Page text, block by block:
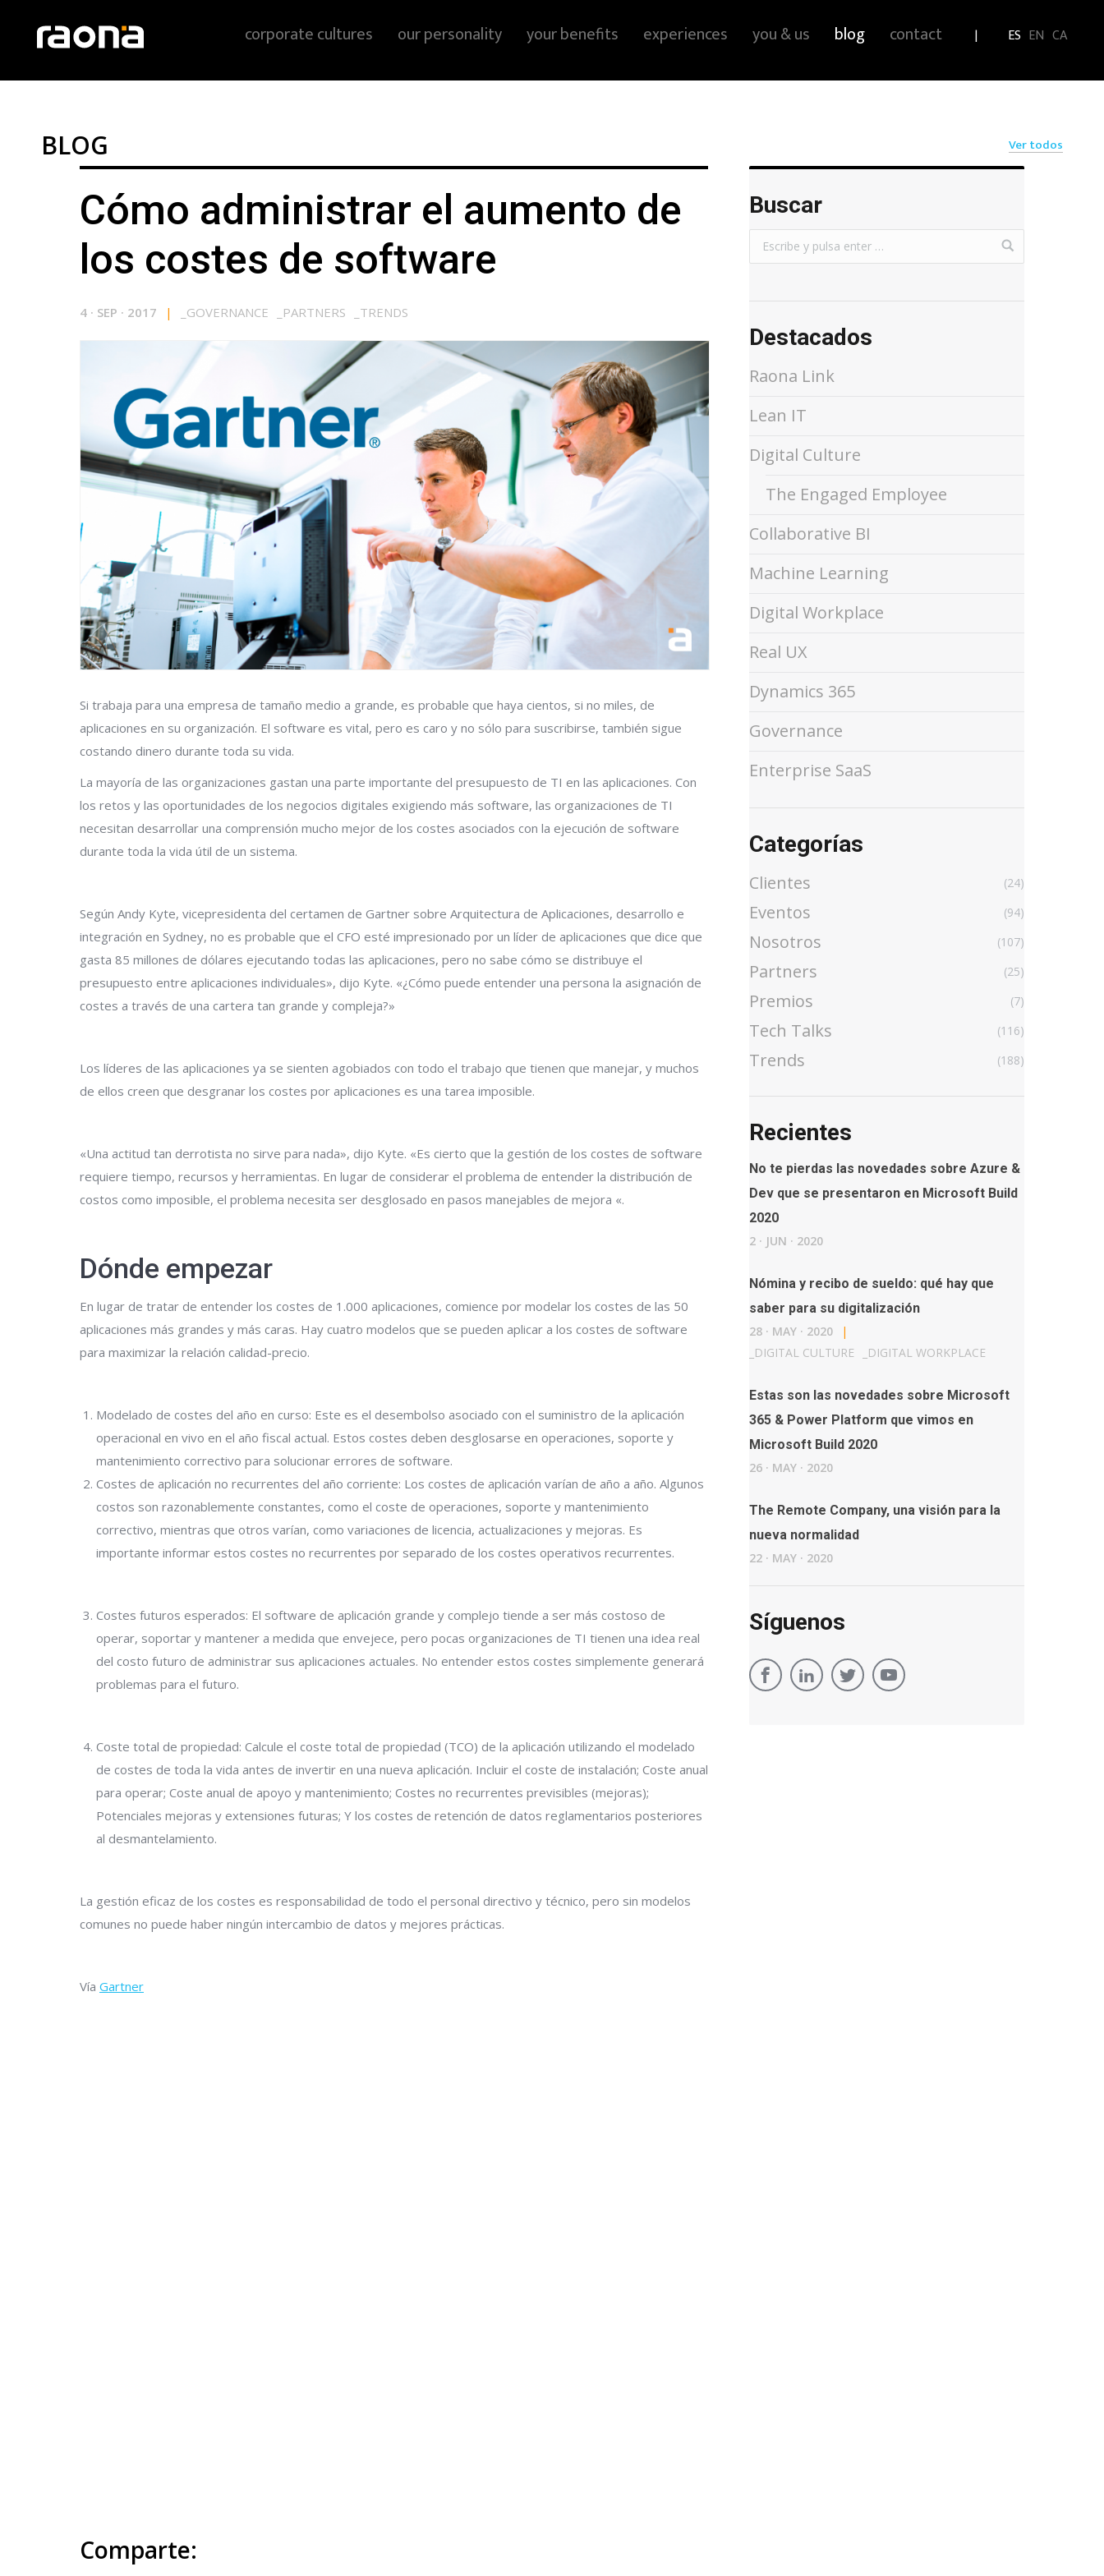
ES EN CA
corporate cultures our personality your benefits experiences you & us blog contact
BLOG Ver todos
Cómo administrar el aumento de
los costes de software
4 · SEP · 2017 | GOVERNANCE PARTNERS TRENDS
Si trabaja para una empresa de tamaño medio a grande, es probable que haya cientos, si no miles, de
aplicaciones en su organización. El software es vital, pero es caro y no sólo para suscribirse, también sigue
costando dinero durante toda su vida.
La mayoría de las organizaciones gastan una parte importante del presupuesto de TI en las aplicaciones. Con
los retos y las oportunidades de los negocios digitales exigiendo más software, las organizaciones de TI
necesitan desarrollar una comprensión mucho mejor de los costes asociados con la ejecución de software
durante toda la vida útil de un sistema.
Según Andy Kyte, vicepresidenta del certamen de Gartner sobre Arquitectura de Aplicaciones, desarrollo e
integración en Sydney, no es probable que el CFO esté impresionado por un líder de aplicaciones que dice que
gasta 85 millones de dólares ejecutando todas las aplicaciones, pero no sabe cómo se distribuye el
presupuesto entre aplicaciones individuales», dijo Kyte. «¿Cómo puede entender una persona la asignación de
costes a través de una cartera tan grande y compleja?»
Los líderes de las aplicaciones ya se sienten agobiados con todo el trabajo que tienen que manejar, y muchos
de ellos creen que desgranar los costes por aplicaciones es una tarea imposible.
«Una actitud tan derrotista no sirve para nada», dijo Kyte. «Es cierto que la gestión de los costes de software
requiere tiempo, recursos y herramientas. En lugar de considerar el problema de entender la distribución de
costos como imposible, el problema necesita ser desglosado en pasos manejables de mejora «.
Dónde empezar
En lugar de tratar de entender los costes de 1.000 aplicaciones, comience por modelar los costes de las 50
aplicaciones más grandes y más caras. Hay cuatro modelos que se pueden aplicar a los costes de software
para maximizar la relación calidad-precio.
Modelado de costes del año en curso: Este es el desembolso asociado con el suministro de la aplicación
operacional en vivo en el año fiscal actual. Estos costes deben desglosarse en operaciones, soporte y
mantenimiento correctivo para solucionar errores de software.
Costes de aplicación no recurrentes del año corriente: Los costes de aplicación varían de año a año. Algunos
costos son razonablemente constantes, como el coste de operaciones, soporte y mantenimiento
correctivo, mientras que otros varían, como variaciones de licencia, actualizaciones y mejoras. Es
importante informar estos costes no recurrentes por separado de los costes operativos recurrentes.
Costes futuros esperados: El software de aplicación grande y complejo tiende a ser más costoso de
operar, soportar y mantener a medida que envejece, pero pocas organizaciones de TI tienen una idea real
del costo futuro de administrar sus aplicaciones actuales. No entender estos costes simplemente generará
problemas para el futuro.
Coste total de propiedad: Calcule el coste total de propiedad (TCO) de la aplicación utilizando el modelado
de costes de toda la vida antes de invertir en una nueva aplicación. Incluir el coste de instalación; Coste anual
para operar; Coste anual de apoyo y mantenimiento; Costes no recurrentes previsibles (mejoras);
Potenciales mejoras y extensiones futuras; Y los costes de retención de datos reglamentarios posteriores
al desmantelamiento.
La gestión eficaz de los costes es responsabilidad de todo el personal directivo y técnico, pero sin modelos
comunes no puede haber ningún intercambio de datos y mejores prácticas.
Vía Gartner
Comparte:
Buscar
Destacados
Raona Link
Lean IT
Digital Culture
The Engaged Employee
Collaborative BI
Machine Learning
Digital Workplace
Real UX
Dynamics 365
Governance
Enterprise SaaS
Categorías
Clientes (24)
Eventos (94)
Nosotros (107)
Partners (25)
Premios (7)
Tech Talks (116)
Trends (188)
Recientes
No te pierdas las novedades sobre Azure &
Dev que se presentaron en Microsoft Build
2020
2 · JUN · 2020
Nómina y recibo de sueldo: qué hay que
saber para su digitalización
28 · MAY · 2020
|
DIGITAL CULTURE DIGITAL WORKPLACE
Estas son las novedades sobre Microsoft
365 & Power Platform que vimos en
Microsoft Build 2020
26 · MAY · 2020
The Remote Company, una visión para la
nueva normalidad
22 · MAY · 2020
Síguenos